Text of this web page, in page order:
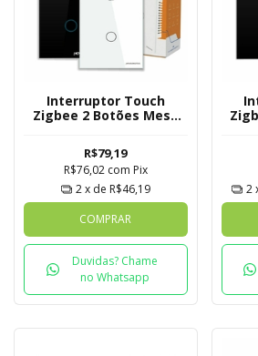
Interruptor Touch
Zigbee 2 Botões Mesh
R$79,19
R$76,02 com Pix
2x de R$46,19
COMPRAR
Duvidas? Chame
no Whatsapp
2